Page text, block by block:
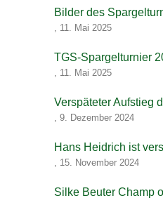
Bilder des
, 11. Mai 2025
TGS-Spargelturnier
, 11. Mai 2025
Verspäteter Aufstieg
, 9. Dezember 2024
Hans Heidrich ist
, 15. November 2024
Silke Beuter Champ